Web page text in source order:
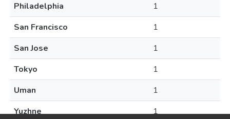
Philadelphia
1
San Francisco
1
San Jose
1
Tokyo
1
Uman
1
Yuzhne
1